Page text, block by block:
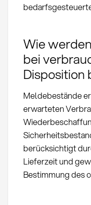
Wie
bei
Disposition
Meldebestände
erwarteten
berücksichtigt
Lieferzeit und
Bestimmung des